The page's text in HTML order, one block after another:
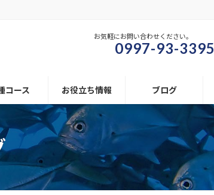
お気軽にお問い合わせください。
0997-93-3395
コース お役立ち情報 ブログ